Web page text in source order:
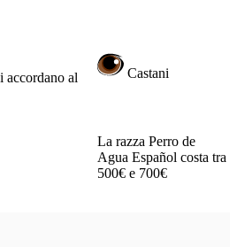
accordano al
Castani
La razza Perro de
Agua Español costa tra
500€ e 700€